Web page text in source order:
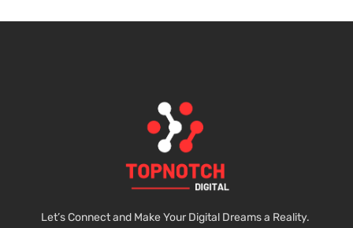
Let’s Connect and Make Your Digital Dreams a Reality.